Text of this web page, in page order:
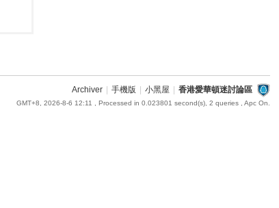
Archiver 手機版 小黑屋 香港愛華頓迷討論區
GMT+8, 2026-8-6 12:11 , Processed in 0.023801 second(s), 2 queries , Apc On.